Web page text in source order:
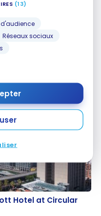
(13)
d'audience
Réseaux sociaux
Hotel at Circular
Hotel at Circular